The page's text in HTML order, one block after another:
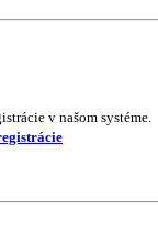
v našom systéme.